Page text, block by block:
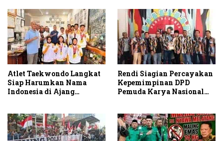
Atlet Taekwondo Langkat
Siap Harumkan Nama
Indonesia di Ajang
Rendi Siagian Percayakan
Kepemimpinan DPD
Pemuda Karya Nasional